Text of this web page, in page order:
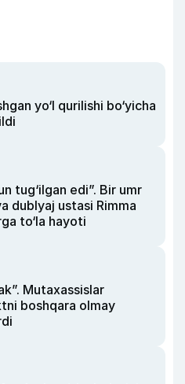
yo‘l qurilishi bo‘yicha
tug‘ilgan edi”. Bir umr
dublyaj ustasi Rimma
to‘la hayoti
Mutaxassislar
boshqara olmay